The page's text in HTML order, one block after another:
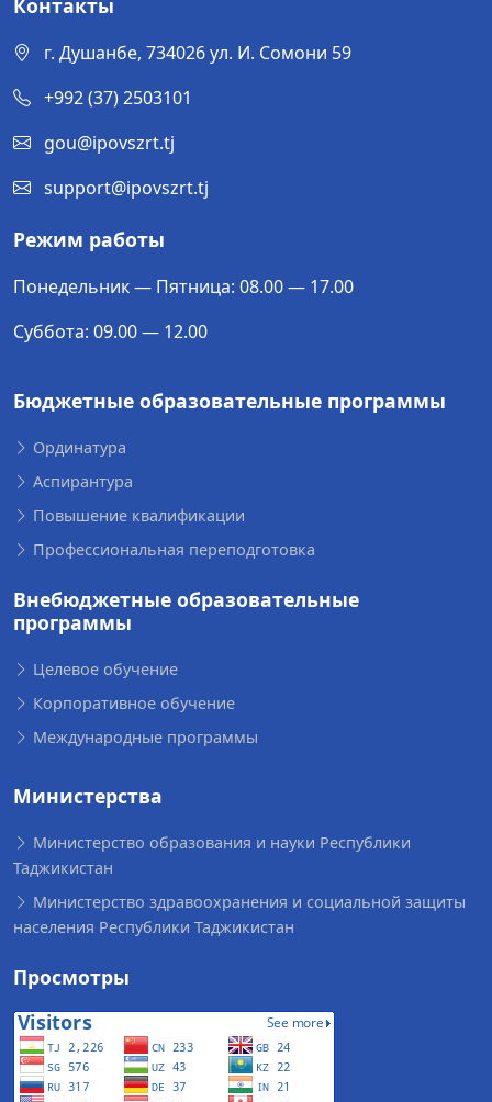
Контакты
г. Душанбе, 734026 ул. И. Сомони 59
+992 (37) 2503101
gou@ipovszrt.tj
support@ipovszrt.tj
Режим работы
Понедельник — Пятница: 08.00 — 17.00
Суббота: 09.00 — 12.00
Бюджетные образовательные программы
Ординатура
Аспирантура
Повышение квалификации
Профессиональная переподготовка
Внебюджетные образовательные
программы
Целевое обучение
Корпоративное обучение
Международные программы
Министерства
Министерство образования и науки Республики
Таджикистан
Министерство здравоохранения и социальной защиты
населения Республики Таджикистан
Просмотры